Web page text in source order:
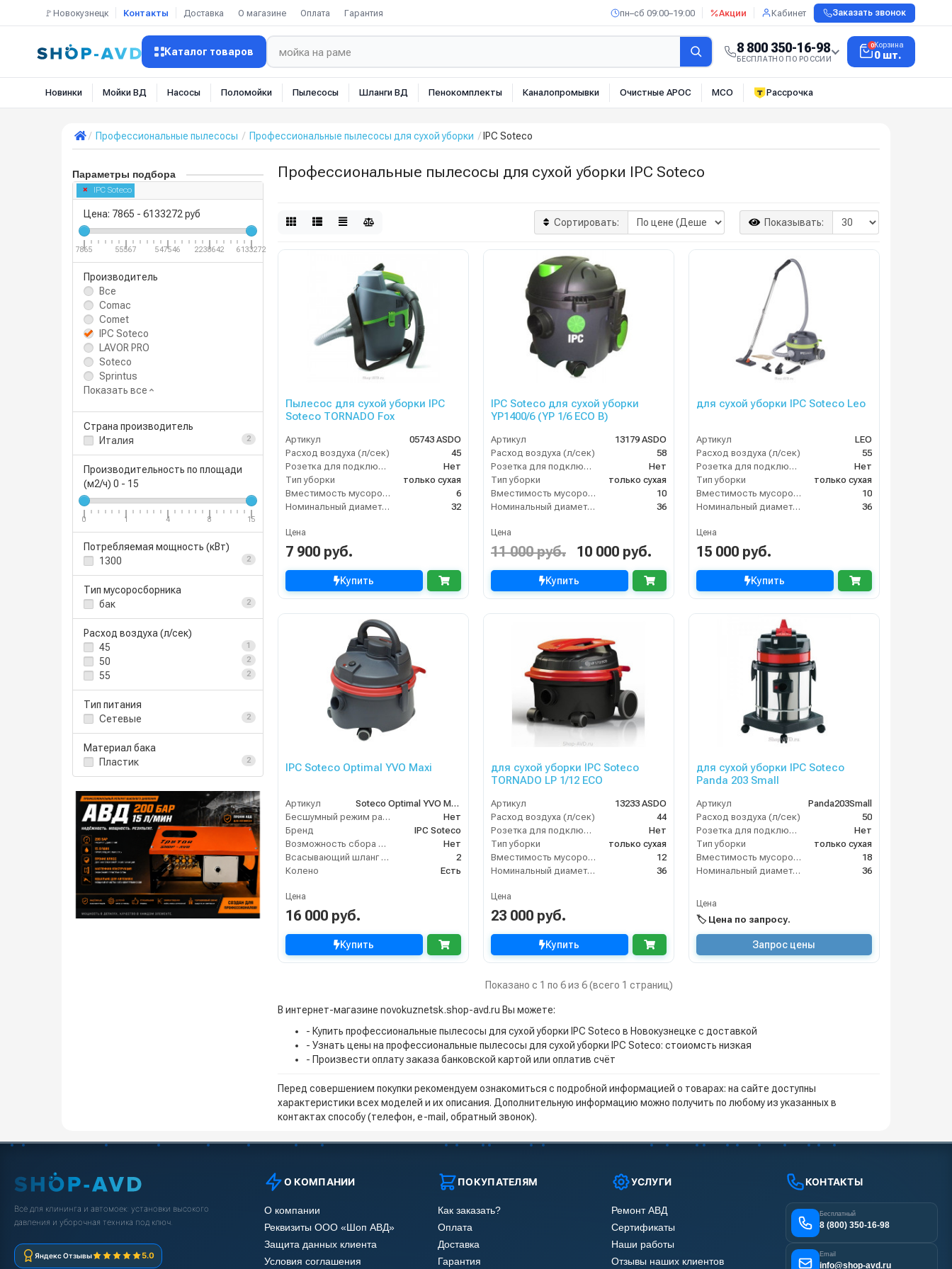
🚩Новокузнецк Контакты Доставка О магазине Оплата Гарантия пн–сб 09:00–19:00 Акции Кабинет Заказать звонок
Каталог товаров 8 800 350-16-98
БЕСПЛАТНО ПО РОССИИ
0Корзина
0 шт.
Новинки Мойки ВД Насосы Поломойки Пылесосы Шланги ВД Пенокомплекты Каналопромывки Очистные АРОС МСО Рассрочка
Профессиональные пылесосы Профессиональные пылесосы для сухой уборки IPC Soteco
Параметры подбора
IPC Soteco
Цена: 7865 - 6133272 руб
7865 55567 547546 2238642 6133272
Производитель
Все
Comac
Comet
IPC Soteco
LAVOR PRO
Soteco
Sprintus
Показать все
Страна производитель
Италия
2
Производительность по площади
(м2/ч) 0 - 15
0 1 4 8 15
Потребляемая мощность (кВт)
1300
2
Тип мусоросборника
бак
2
Расход воздуха (л/сек)
45
1
50 2
55 2
Тип питания
Сетевые
2
Материал бака
Пластик
2
Профессиональные пылесосы для сухой уборки IPC Soteco
Сортировать: Показывать:
Пылесос для сухой уборки IPC
Soteco TORNADO Fox
Артикул
05743 ASDO
Расход воздуха (л/сек)
45
Розетка для подключения инструмента
Нет
Тип уборки
только сухая
Вместимость мусоросборника (л)
6
Номинальный диаметр принадлежностей (мм)
32
Цена
7 900 руб.
Купить
IPC Soteco для сухой уборки
YP1400/6 (YP 1/6 ECO B)
Артикул
13179 ASDO
Расход воздуха (л/сек)
58
Розетка для подключения инструмента
Нет
Тип уборки
только сухая
Вместимость мусоросборника (л)
10
Номинальный диаметр принадлежностей (мм)
36
Цена
11 000 руб. 10 000 руб.
Купить
для сухой уборки IPC Soteco Leo
Артикул
LEO
Расход воздуха (л/сек)
55
Розетка для подключения инструмента
Нет
Тип уборки
только сухая
Вместимость мусоросборника (л)
10
Номинальный диаметр принадлежностей (мм)
36
Цена
15 000 руб.
Купить
IPC Soteco Optimal YVO Maxi
Артикул
Soteco Optimal YVO Maxi
Бесшумный режим работы
Нет
Бренд
IPC Soteco
Возможность сбора жидкой грязи
Нет
Всасывающий шланг (м)
2
Колено
Есть
Цена
16 000 руб.
Купить
для сухой уборки IPC Soteco
TORNADO LP 1/12 ECO
Артикул
13233 ASDO
Расход воздуха (л/сек)
44
Розетка для подключения инструмента
Нет
Тип уборки
только сухая
Вместимость мусоросборника (л)
12
Номинальный диаметр принадлежностей (мм)
36
Цена
23 000 руб.
Купить
для сухой уборки IPC Soteco
Panda 203 Small
Артикул
Panda203Small
Расход воздуха (л/сек)
50
Розетка для подключения инструмента
Нет
Тип уборки
только сухая
Вместимость мусоросборника (л)
18
Номинальный диаметр принадлежностей (мм)
36
Цена
🏷️ Цена по запросу.
Запрос цены
Показано с 1 по 6 из 6 (всего 1 страниц)
В интернет-магазине novokuznetsk.shop-avd.ru Вы можете:
- Купить профессиональные пылесосы для сухой уборки IPC Soteco в Новокузнецке с доставкой
- Узнать цены на профессиональные пылесосы для сухой уборки IPC Soteco: стоиомсть низкая
- Произвести оплату заказа банковской картой или оплатив счёт
Перед совершением покупки рекомендуем ознакомиться с подробной информацией о товарах: на сайте доступны
характеристики всех моделей и их описания. Дополнительную информацию можно получить по любому из указанных в
контактах способу (телефон, e-mail, обратный звонок).
Всё для клининга и автомоек: установки высокого
давления и уборочная техника под ключ.
Яндекс Отзывы 5.0
О КОМПАНИИ
О компании
Реквизиты ООО «Шоп АВД»
Защита данных клиента
Условия соглашения
ПОКУПАТЕЛЯМ
Как заказать?
Оплата
Доставка
Гарантия
УСЛУГИ
Ремонт АВД
Сертификаты
Наши работы
Отзывы наших клиентов
КОНТАКТЫ
Бесплатный
8 (800) 350-16-98
Email
info@shop-avd.ru